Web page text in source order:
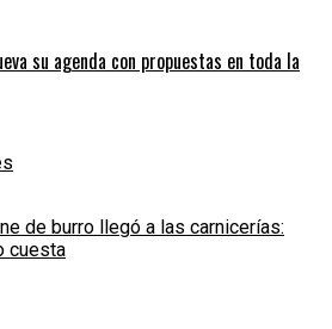
su agenda con propuestas en toda la
de burro llegó a las carnicerías:
cuesta